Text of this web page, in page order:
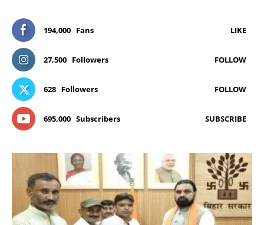
194,000 Fans LIKE
27,500 Followers FOLLOW
628 Followers FOLLOW
695,000 Subscribers SUBSCRIBE